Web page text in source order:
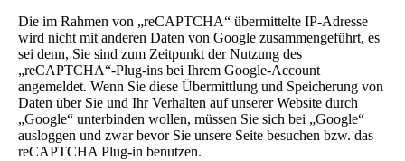
Die im Rahmen von „reCAPTCHA“ übermittelte IP-Adresse
wird nicht mit anderen Daten von Google zusammengeführt, es
sei denn, Sie sind zum Zeitpunkt der Nutzung des
„reCAPTCHA“-Plug-ins bei Ihrem Google-Account
angemeldet. Wenn Sie diese Übermittlung und Speicherung von
Daten über Sie und Ihr Verhalten auf unserer Website durch
„Google“ unterbinden wollen, müssen Sie sich bei „Google“
ausloggen und zwar bevor Sie unsere Seite besuchen bzw. das
reCAPTCHA Plug-in benutzen.